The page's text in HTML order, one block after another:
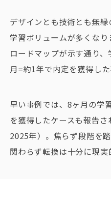
デザインとも技術とも無
学習ボリュームが多くな
ロードマップが示す通り
月=約1年で内定を獲得した
早い事例では、8ヶ月の学
を獲得したケースも報告さ
2025年）。焦らず段階を
関わらず転換は十分に現実